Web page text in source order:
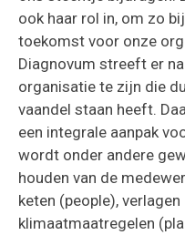
ook haar rol in, om zo
toekomst voor onze
Diagnovum streeft er
organisatie te zijn die
vaandel staan heeft.
een integrale aanpak
wordt onder andere
houden van de
keten (people),
klimaatmaatregelen